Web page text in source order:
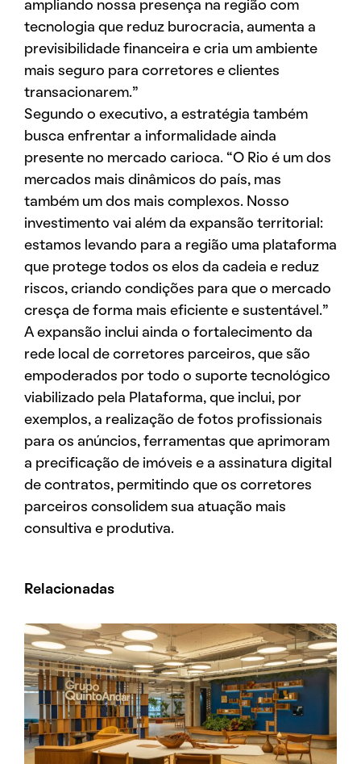
ampliando nossa presença na região com
tecnologia que reduz burocracia, aumenta a
previsibilidade financeira e cria um ambiente
mais seguro para corretores e clientes
transacionarem.”
Segundo o executivo, a estratégia também
busca enfrentar a informalidade ainda
presente no mercado carioca. “O Rio é um dos
mercados mais dinâmicos do país, mas
também um dos mais complexos. Nosso
investimento vai além da expansão territorial:
estamos levando para a região uma plataforma
que protege todos os elos da cadeia e reduz
riscos, criando condições para que o mercado
cresça de forma mais eficiente e sustentável.”
A expansão inclui ainda o fortalecimento da
rede local de corretores parceiros, que são
empoderados por todo o suporte tecnológico
viabilizado pela Plataforma, que inclui, por
exemplos, a realização de fotos profissionais
para os anúncios, ferramentas que aprimoram
a precificação de imóveis e a assinatura digital
de contratos, permitindo que os corretores
parceiros consolidem sua atuação mais
consultiva e produtiva.
Relacionadas